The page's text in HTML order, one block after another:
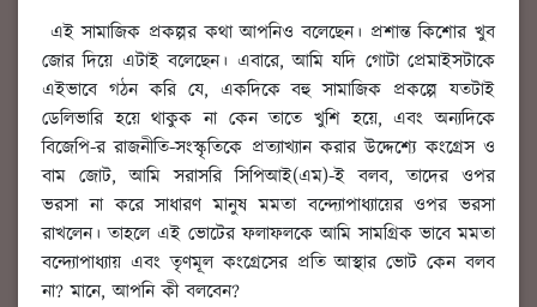
এই সামাজিক প্রকল্পর কথা আপনিও বলেছেন। প্রশান্ত কিশোর খুব
জোর দিয়ে এটাই বলেছেন। এবারে, আমি যদি গোটা প্রেমাইসটাকে
এইভাবে গঠন করি যে, একদিকে বহু সামাজিক প্রকল্পে যতটাই
ডেলিভারি হয়ে থাকুক না কেন তাতে খুশি হয়ে, এবং অন্যদিকে
বিজেপি-র রাজনীতি-সংস্কৃতিকে প্রত্যাখ্যান করার উদ্দেশ্যে কংগ্রেস ও
বাম জোট, আমি সরাসরি সিপিআই(এম)-ই বলব, তাদের ওপর
ভরসা না করে সাধারণ মানুষ মমতা বন্দ্যোপাধ্যায়ের ওপর ভরসা
রাখলেন। তাহলে এই ভোটের ফলাফলকে আমি সামগ্রিক ভাবে মমতা
বন্দ্যোপাধ্যায় এবং তৃণমূল কংগ্রেসের প্রতি আস্থার ভোট কেন বলব
না? মানে, আপনি কী বলবেন?